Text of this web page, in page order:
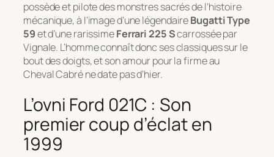
possède et pilote des monstres sacrés de l’histoire
mécanique, à l’image d’une légendaireBugatti Type
59et d’une rarissimeFerrari 225 Scarrossée par
Vignale. L’homme connaît donc ses classiques sur le
bout des doigts, et son amour pour la firme au
Cheval Cabré ne date pas d’hier.
L’ovni Ford 021C : Son
premier coup d’éclat en
1999